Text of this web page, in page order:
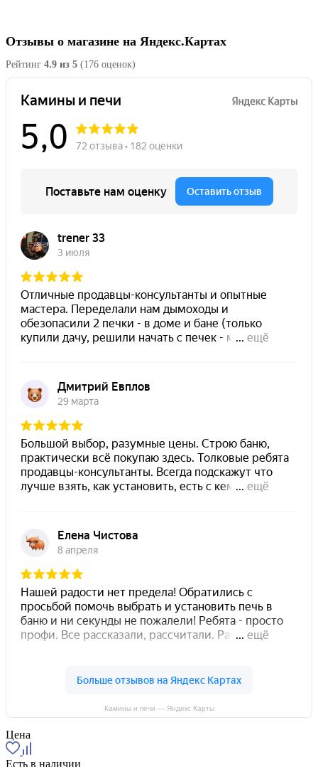
Отзывы о магазине на Яндекс.Картах
Рейтинг 4.9 из 5 (176 оценок)
Камины и печи — Яндекс Карты
Цена
Есть в наличии